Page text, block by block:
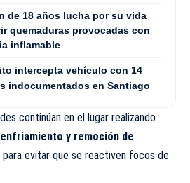
de 18 años lucha por su vida
quemaduras provocadas con
inflamable
intercepta vehículo con 14
indocumentados en Santiago
continúan en el lugar realizando
y remoción de
para evitar que se reactiven focos de